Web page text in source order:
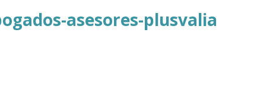
asesores-plusvalia